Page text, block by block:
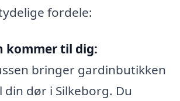
fordele:
kommer til dig:
bringer gardinbutikken
dør i Silkeborg. Du